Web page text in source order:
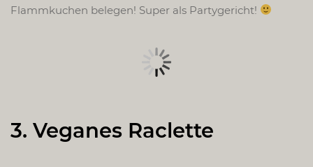
Flammkuchen belegen! Super als Partygericht!
3. Veganes Raclette